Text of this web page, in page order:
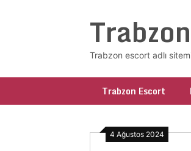
Trabzon escort adlı
Trabzon Escort
4 Ağustos 2024